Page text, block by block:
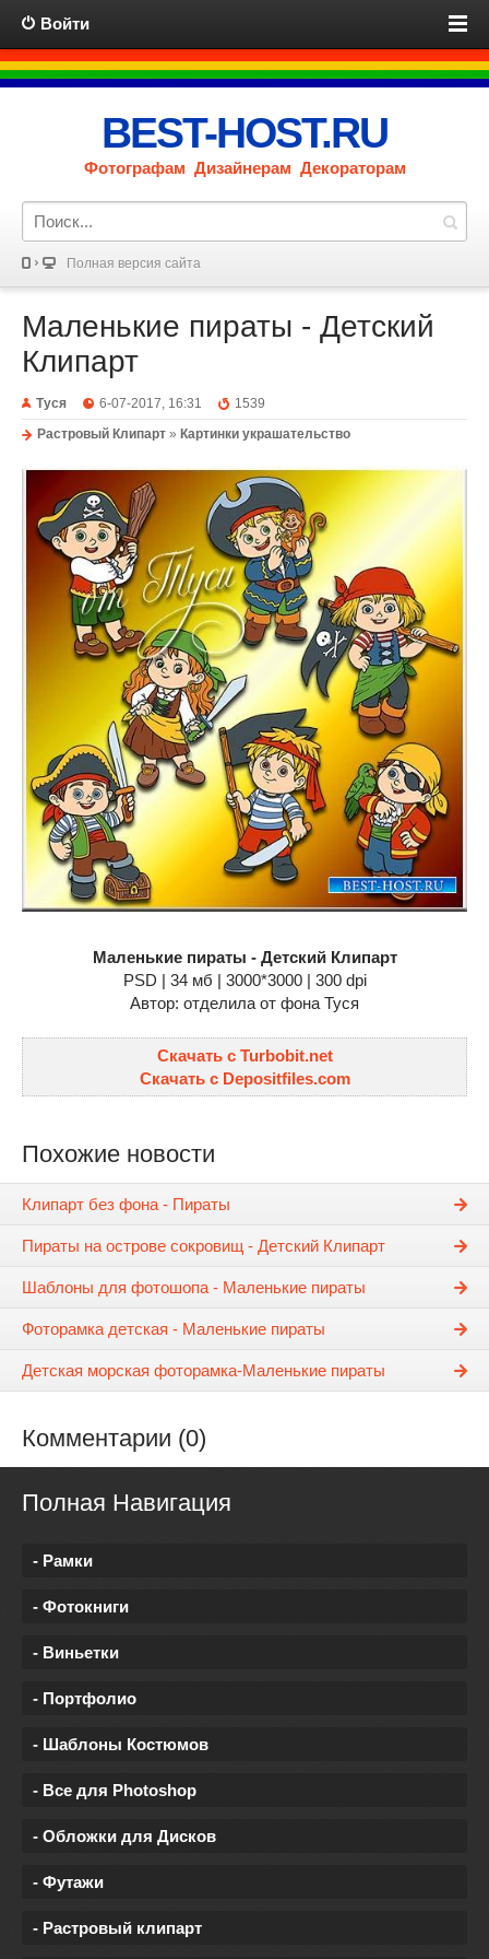
Войти
BEST-HOST.RU
Фотографам Дизайнерам Декораторам
Полная версия сайта
Маленькие пираты - Детский
Клипарт
Туся 6-07-2017, 16:31
1539
Растровый Клипарт » Картинки украшательство
Маленькие пираты - Детский Клипарт
PSD | 34 мб | 3000*3000 | 300 dpi
Автор: отделила от фона Туся
Скачать с Turbobit.net
Скачать с Depositfiles.com
Похожие новости
Клипарт без фона - Пираты
Пираты на острове сокровищ - Детский Клипарт
Шаблоны для фотошопа - Маленькие пираты
Фоторамка детская - Маленькие пираты
Детская морская фоторамка-Маленькие пираты
Комментарии (0)
Полная Навигация
- Рамки
- Фотокниги
- Виньетки
- Портфолио
- Шаблоны Костюмов
- Все для Photoshop
- Обложки для Дисков
- Футажи
- Растровый клипарт